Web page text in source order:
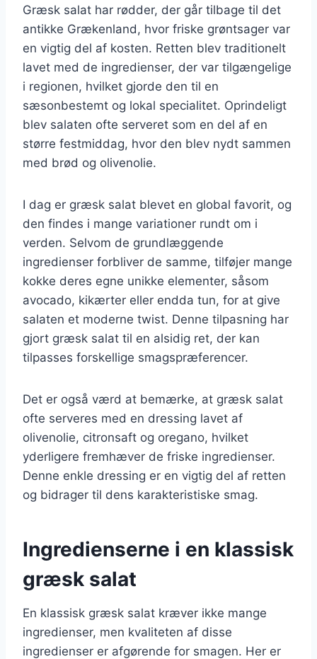
Græsk salat har rødder, der går tilbage til det
antikke Grækenland, hvor friske grøntsager var
en vigtig del af kosten. Retten blev traditionelt
lavet med de ingredienser, der var tilgængelige
i regionen, hvilket gjorde den til en
sæsonbestemt og lokal specialitet. Oprindeligt
blev salaten ofte serveret som en del af en
større festmiddag, hvor den blev nydt sammen
med brød og olivenolie.
I dag er græsk salat blevet en global favorit, og
den findes i mange variationer rundt om i
verden. Selvom de grundlæggende
ingredienser forbliver de samme, tilføjer mange
kokke deres egne unikke elementer, såsom
avocado, kikærter eller endda tun, for at give
salaten et moderne twist. Denne tilpasning har
gjort græsk salat til en alsidig ret, der kan
tilpasses forskellige smagspræferencer.
Det er også værd at bemærke, at græsk salat
ofte serveres med en dressing lavet af
olivenolie, citronsaft og oregano, hvilket
yderligere fremhæver de friske ingredienser.
Denne enkle dressing er en vigtig del af retten
og bidrager til dens karakteristiske smag.
Ingredienserne i en klassisk
græsk salat
En klassisk græsk salat kræver ikke mange
ingredienser, men kvaliteten af disse
ingredienser er afgørende for smagen. Her er